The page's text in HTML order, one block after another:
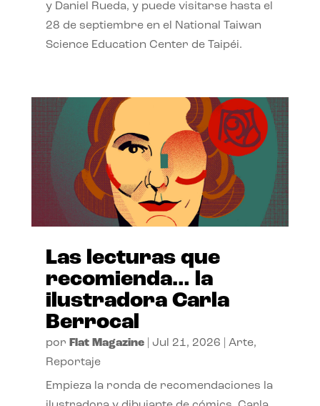
y Daniel Rueda, y puede visitarse hasta el
28 de septiembre en el National Taiwan
Science Education Center de Taipéi.
Las lecturas que
recomienda… la
ilustradora Carla
Berrocal
por Flat Magazine| Jul 21, 2026 Arte,
Reportaje
Empieza la ronda de recomendaciones la